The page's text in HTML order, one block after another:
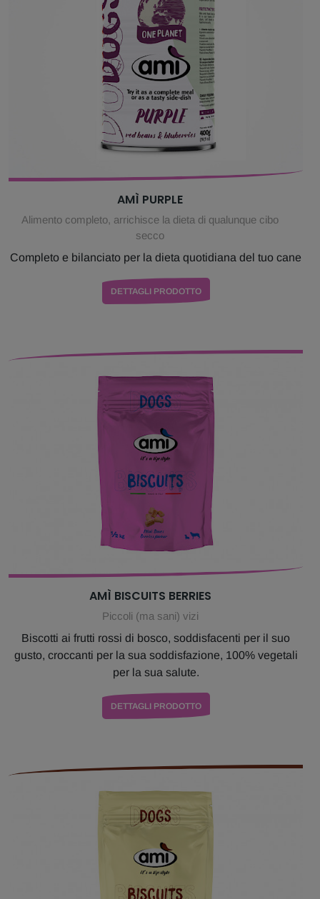
AMÌ PURPLE
Alimento completo, arrichisce la dieta di qualunque cibo
secco
Completo e bilanciato per la dieta quotidiana del tuo cane
DETTAGLI PRODOTTO
AMÌ BISCUITS BERRIES
Piccoli (ma sani) vizi
Biscotti ai frutti rossi di bosco, soddisfacenti per il suo
gusto, croccanti per la sua soddisfazione, 100% vegetali
per la sua salute.
DETTAGLI PRODOTTO